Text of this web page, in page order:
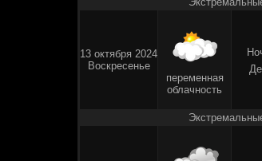
13 октября 2024
Воскресенье
переменная
облачность